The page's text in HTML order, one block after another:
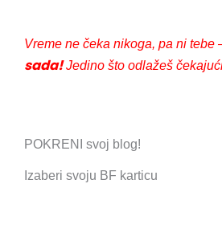
Vreme ne čeka nikoga, pa ni tebe
sada!Jedino što odlažeš
POKRENI svoj blog!
Izaberi svoju BF karticu